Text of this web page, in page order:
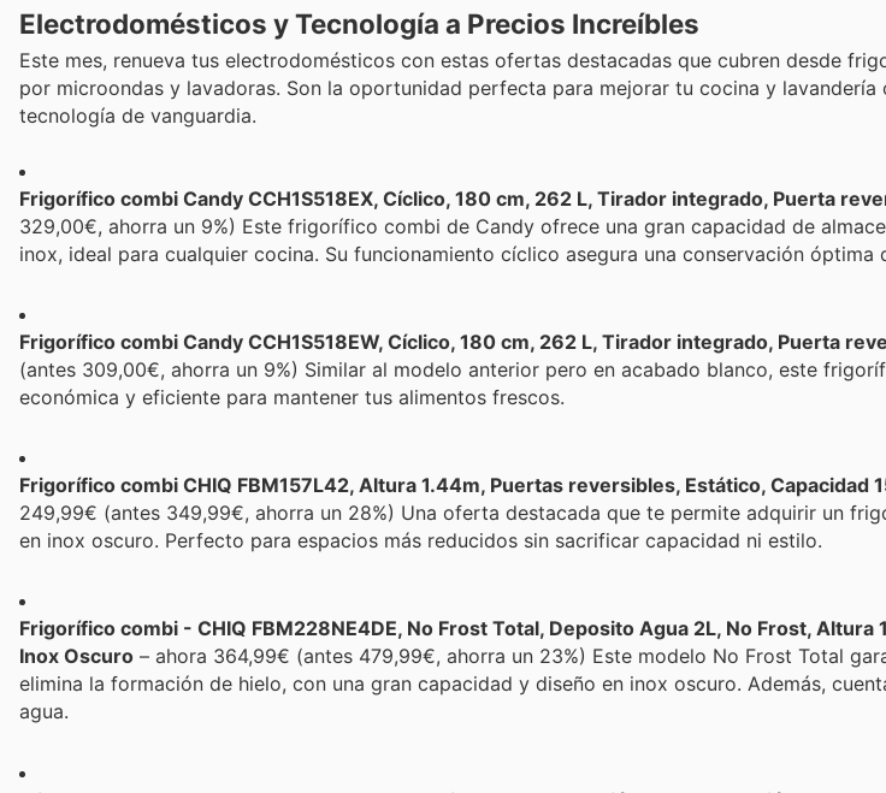
Electrodomésticos y Tecnología a Precios Increíbles
Este mes, renueva tus electrodomésticos con estas ofertas destacadas que cubren desde
por microondas y lavadoras. Son la oportunidad perfecta para mejorar tu cocina y lavandería
tecnología de vanguardia.
Frigorífico combi Candy CCH1S518EX, Cíclico, 180 cm, 262 L, Tirador integrado, Puerta
329,00€, ahorra un 9%) Este frigorífico combi de Candy ofrece una gran capacidad de
inox, ideal para cualquier cocina. Su funcionamiento cíclico asegura una conservación óptima
Frigorífico combi Candy CCH1S518EW, Cíclico, 180 cm, 262 L, Tirador integrado, Puerta
(antes 309,00€, ahorra un 9%) Similar al modelo anterior pero en acabado blanco, este
económica y eficiente para mantener tus alimentos frescos.
Frigorífico combi CHIQ FBM157L42, Altura 1.44m, Puertas reversibles, Estático, Capacidad
249,99€ (antes 349,99€, ahorra un 28%) Una oferta destacada que te permite adquirir un
en inox oscuro. Perfecto para espacios más reducidos sin sacrificar capacidad ni estilo.
Frigorífico combi - CHIQ FBM228NE4DE, No Frost Total, Deposito Agua 2L, No Frost, Altura
Inox Oscuro – ahora 364,99€ (antes 479,99€, ahorra un 23%) Este modelo No Frost Total
elimina la formación de hielo, con una gran capacidad y diseño en inox oscuro. Además,
agua.